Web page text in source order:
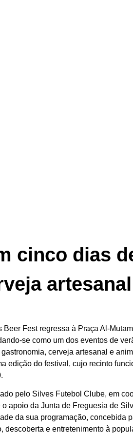
cinco dias
artesanal
Beer Fest regressa à Praça Al-
se como um dos eventos de
gastronomia, cerveja artesanal e
edição do festival, cujo recinto
pelo Silves Futebol Clube, em
o apoio da Junta de Freguesia de
da sua programação, concebida
descoberta e entretenimento à